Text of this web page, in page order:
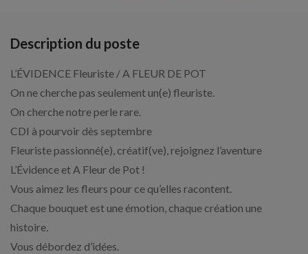
Description du poste
L’ÉVIDENCE Fleuriste / A FLEUR DE POT
On ne cherche pas seulement un(e) fleuriste.
On cherche notre perle rare.
CDI à pourvoir dès septembre
Fleuriste passionné(e), créatif(ve), rejoignez l’aventure
L’Évidence et A Fleur de Pot !
Vous aimez les fleurs pour ce qu’elles racontent.
Chaque bouquet est une émotion, chaque création une
histoire.
Vous débordez d’idées.